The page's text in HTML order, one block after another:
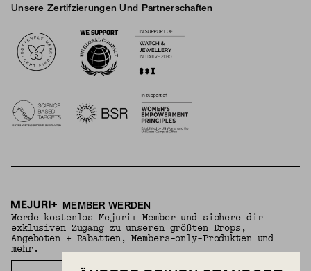
Unsere Zertifzierungen Und Partnerschaften
MEMBER WERDEN
Werde kostenlos Mejuri+ Member und sichere dir
exklusiven Zugang zu unseren größten Drops,
Angeboten + Rabatten, Members-only-Produkten und
mehr.